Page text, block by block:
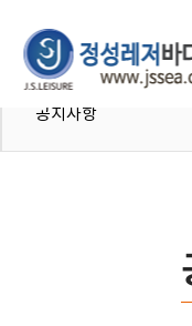
공지사항